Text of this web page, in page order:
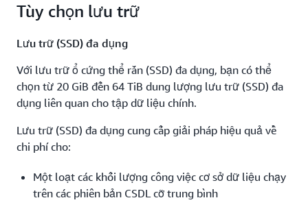
Tùy chọn lưu trữ
Lưu trữ (SSD) đa dụng
Với lưu trữ ổ cứng thể rắn (SSD) đa dụng, bạn có thể
chọn từ 20 GiB đến 64 TiB dung lượng lưu trữ (SSD) đa
dụng liên quan cho tập dữ liệu chính.
Lưu trữ (SSD) đa dụng cung cấp giải pháp hiệu quả về
chi phí cho:
Một loạt các khối lượng công việc cơ sở dữ liệu chạy
trên các phiên bản CSDL cỡ trung bình